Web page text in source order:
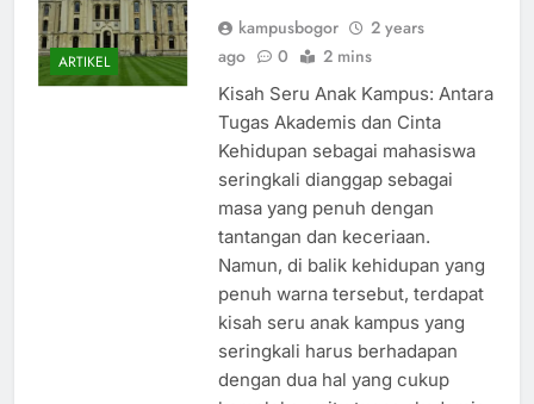
ARTIKEL
kampusbogor
2 years
ago
0 2 mins
Kisah Seru Anak Kampus: Antara
Tugas Akademis dan Cinta
Kehidupan sebagai mahasiswa
seringkali dianggap sebagai
masa yang penuh dengan
tantangan dan keceriaan.
Namun, di balik kehidupan yang
penuh warna tersebut, terdapat
kisah seru anak kampus yang
seringkali harus berhadapan
dengan dua hal yang cukup